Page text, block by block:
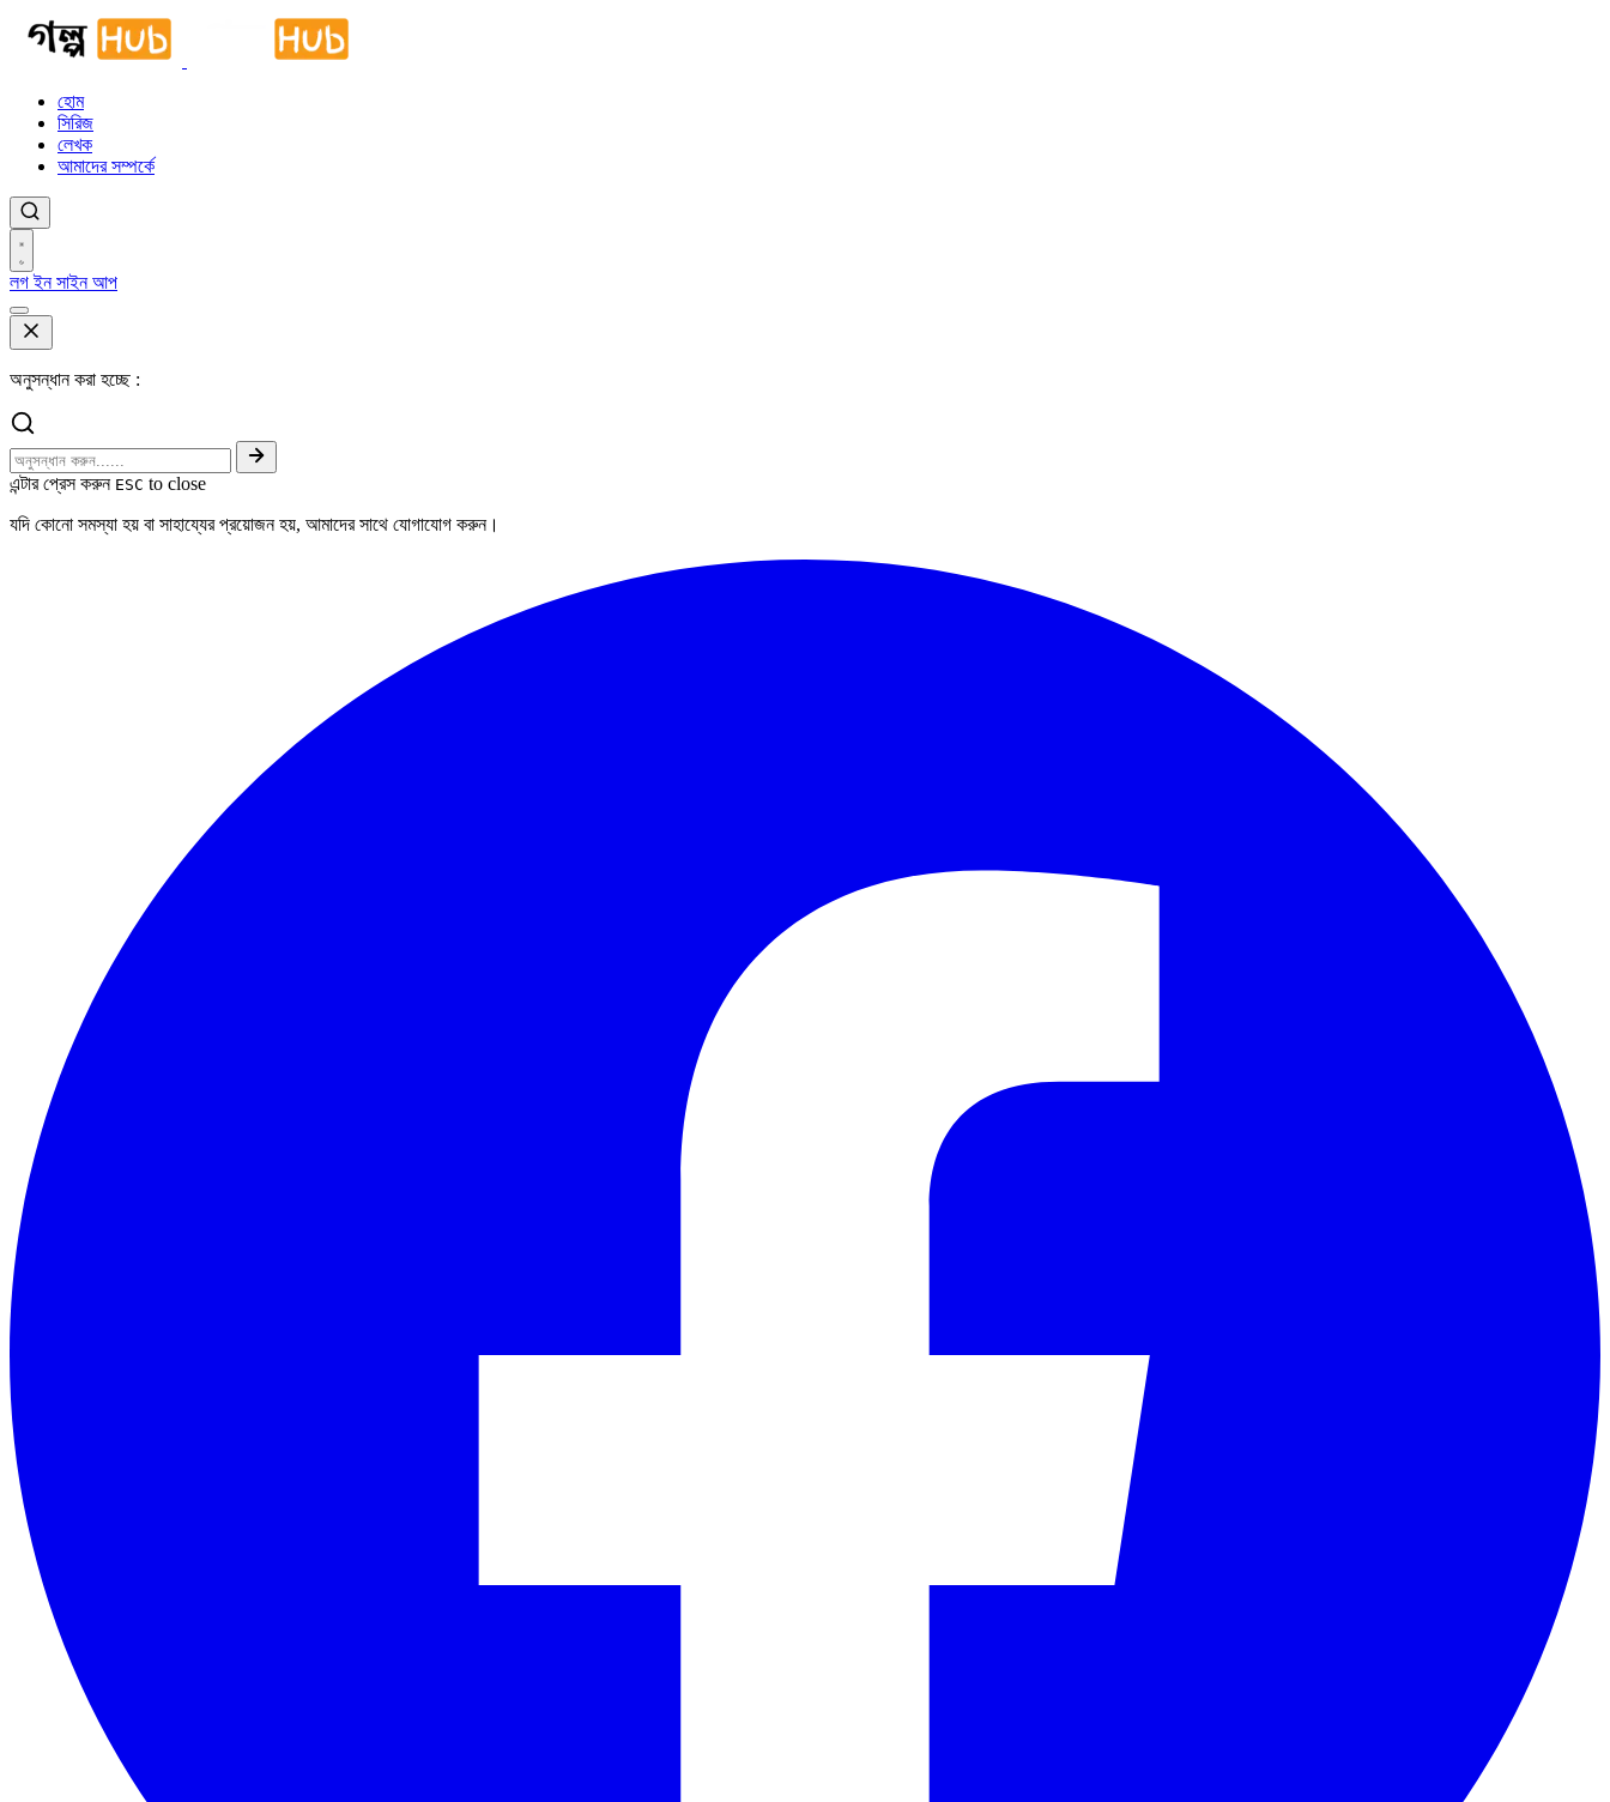
হোম
সিরিজ
লেখক
আমাদের সম্পর্কে
লগ ইনসাইন আপ
অনুসন্ধান করা হচ্ছে :
এন্টার প্রেস করুন ESC to close
যদি কোনো সমস্যা হয় বা সাহায্যের প্রয়োজন হয়, আমাদের সাথে যোগাযোগ করুন।